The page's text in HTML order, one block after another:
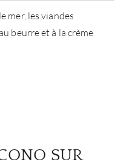
mer, les viandes
beurre et à la crème
SUR